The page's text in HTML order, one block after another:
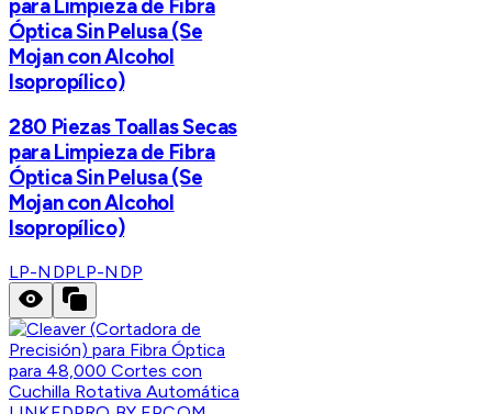
para Limpieza de Fibra
Óptica Sin Pelusa (Se
Mojan con Alcohol
Isopropílico)
280 Piezas Toallas Secas
para Limpieza de Fibra
Óptica Sin Pelusa (Se
Mojan con Alcohol
Isopropílico)
LP-NDPLP-NDP